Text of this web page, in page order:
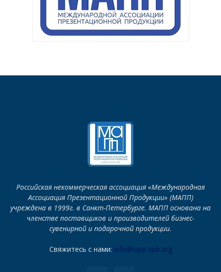
Российская некоммерческая ассоциация «Международная
Ассоциация Презентационной Продукции» (МАПП)
учреждена в 1999г. в Санкт-Петербурге. МАПП основана на
членстве поставщиков и производителей бизнес-
сувенирной и подарочной продукции.
Свяжитесь с нами: info@iapp-spb.org